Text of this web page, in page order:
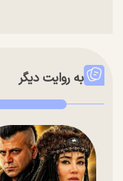
به روایت دیگر